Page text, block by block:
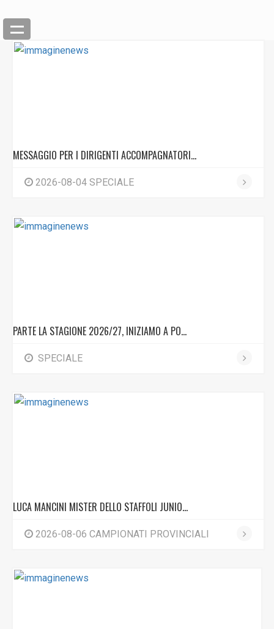
MESSAGGIO PER I DIRIGENTI ACCOMPAGNATORI...
2026-08-04 SPECIALE
PARTE LA STAGIONE 2026/27, INIZIAMO A PO...
SPECIALE
LUCA MANCINI MISTER DELLO STAFFOLI JUNIO...
2026-08-06 CAMPIONATI PROVINCIALI